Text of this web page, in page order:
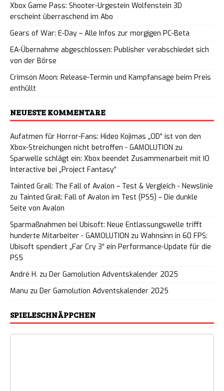
Xbox Game Pass: Shooter-Urgestein Wolfenstein 3D
erscheint überraschend im Abo
Gears of War: E-Day – Alle Infos zur morgigen PC-Beta
EA-Übernahme abgeschlossen: Publisher verabschiedet sich
von der Börse
Crimson Moon: Release-Termin und Kampfansage beim Preis
enthüllt
NEUESTE KOMMENTARE
Aufatmen für Horror-Fans: Hideo Kojimas „OD“ ist von den
Xbox-Streichungen nicht betroffen - GAMOLUTION zu
Sparwelle schlägt ein: Xbox beendet Zusammenarbeit mit IO
Interactive bei „Project Fantasy“
Tainted Grail: The Fall of Avalon – Test & Vergleich - Newslinie
zu Tainted Grail: Fall of Avalon im Test (PS5) – Die dunkle
Seite von Avalon
Sparmaßnahmen bei Ubisoft: Neue Entlassungswelle trifft
hunderte Mitarbeiter - GAMOLUTION zu Wahnsinn in 60 FPS:
Ubisoft spendiert „Far Cry 3“ ein Performance-Update für die
PS5
André H. zu Der Gamolution Adventskalender 2025
Manu zu Der Gamolution Adventskalender 2025
SPIELESCHNÄPPCHEN